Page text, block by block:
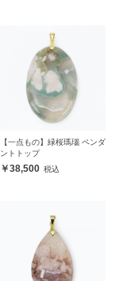
【一点もの】緑桜瑪瑙 ペンダ
ントトップ
38,500